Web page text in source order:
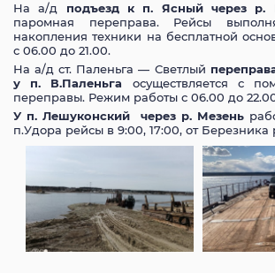
На а/д подъезд к п. Ясный через р.
паромная переправа. Рейсы
накопления техники на бесплатной
с 06.00 до 21.00.
На а/д ст. Паленьга — Светлый
у п. В.Паленьга осуществляется с
переправы. Режим работы с 06.00 до
У п. Лешуконский через р. Мезень
п.Удора рейсы в 9:00, 17:00, от Березника